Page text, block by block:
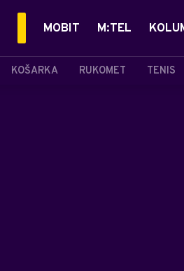
KOŠARKA RUKOMET TENIS
MOBIT M:TEL